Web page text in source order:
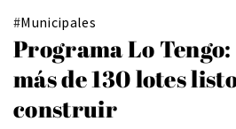
#Municipales
Programa Lo
más de 130 lotes
construir